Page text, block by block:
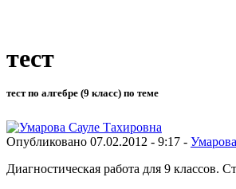
тест
тест по алгебре (9 класс) по теме
Опубликовано 07.02.2012 - 9:17 -
Диагностическая работа для 9 классов.